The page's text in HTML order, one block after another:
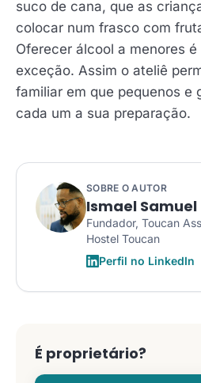
suco de cana, que as
colocar num frasco com
Oferecer álcool a menores é
exceção. Assim o ateliê
familiar em que pequenos e
cada um a sua preparação.
SOBRE O AUTOR
Ismael Samuel
Fundador, Toucan
Hostel Toucan
Perfil no LinkedIn
É proprietário?